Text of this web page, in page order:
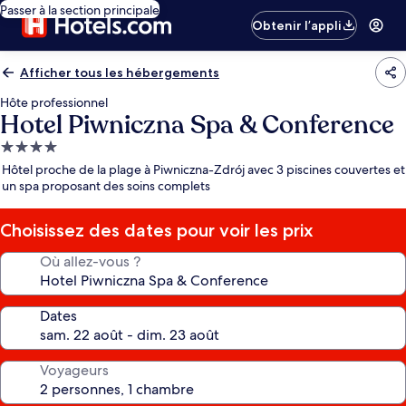
Passer à la section principale
Obtenir l’appli
Afficher tous les hébergements
Hôte professionnel
Hotel Piwniczna Spa & Conference
Hébergement
4.0 étoiles
Hôtel proche de la plage à Piwniczna-Zdrój avec 3 piscines couvertes et
un spa proposant des soins complets
Choisissez des dates pour voir les prix
Où allez-vous ?
Dates
Voyageurs